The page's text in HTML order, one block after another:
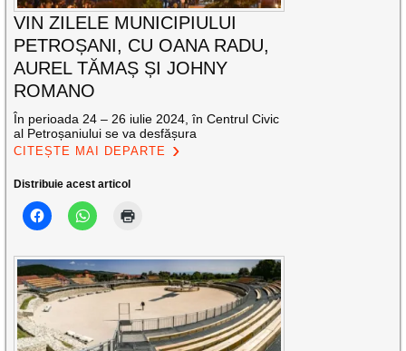
VIN ZILELE MUNICIPIULUI
PETROȘANI, CU OANA RADU,
AUREL TĂMAȘ ȘI JOHNY
ROMANO
În perioada 24 – 26 iulie 2024, în Centrul Civic
al Petroșaniului se va desfășura
CITEȘTE MAI DEPARTE
Distribuie acest articol